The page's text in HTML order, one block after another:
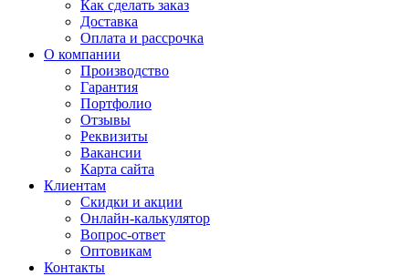
Как сделать заказ
Доставка
Оплата и рассрочка
О компании
Производство
Гарантия
Портфолио
Отзывы
Реквизиты
Вакансии
Карта сайта
Клиентам
Скидки и акции
Онлайн-калькулятор
Вопрос-ответ
Оптовикам
Контакты